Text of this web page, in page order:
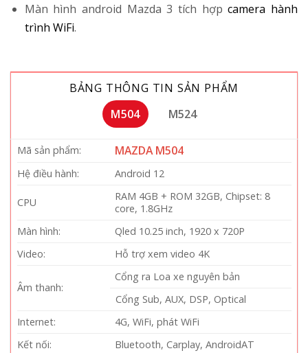
Màn hình android Mazda 3 tích hợpcamera hành
trình WiFi.
BẢNG THÔNG TIN SẢN PHẨM
M504
M524
Mã sản phẩm: MAZDA M504
Hệ điều hành: Android 12
CPU
RAM 4GB + ROM 32GB, Chipset: 8
core, 1.8GHz
Màn hình:
Qled 10.25 inch, 1920 x 720P
Video:
Hỗ trợ xem video 4K
Âm thanh:
Cổng ra Loa xe nguyên bản
Cổng Sub, AUX, DSP, Optical
Internet:
4G, WiFi, phát WiFi
Kết nối:
Bluetooth, Carplay, AndroidAT